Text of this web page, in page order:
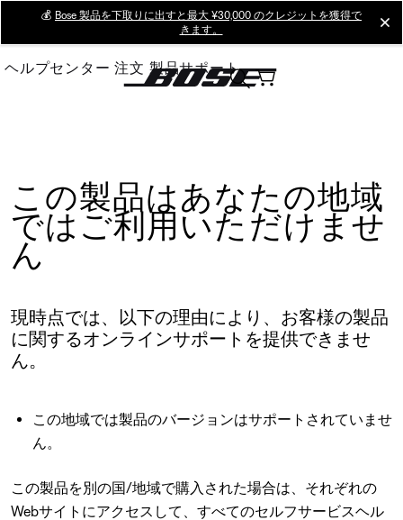
Main
💰 Bose 製品を下取りに出すと最大 ¥30,000 のクレジットを獲得で
きます。
ヘルプセンター 注文 製品サポート
この製品はあなたの地域
ではご利用いただけませ
ん
現時点では、以下の理由により、お客様の製品
に関するオンラインサポートを提供できませ
ん。
この地域では製品のバージョンはサポートされていませ
ん。
この製品を別の国/地域で購入された場合は、それぞれの
Webサイトにアクセスして、すべてのセルフサービスヘル